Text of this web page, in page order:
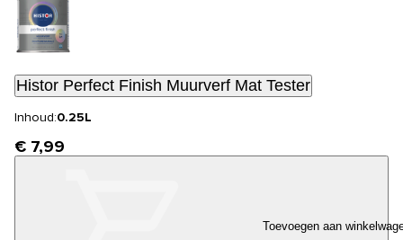
Histor Perfect Finish Muurverf Mat Tester
Inhoud:0.25L
€ 7,99
Toevoegen aan